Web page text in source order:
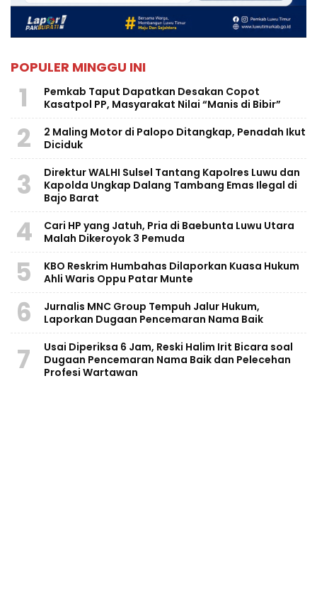
POPULER MINGGU INI
1
Pemkab Taput Dapatkan Desakan Copot
Kasatpol PP, Masyarakat Nilai “Manis di Bibir”
2
2 Maling Motor di Palopo Ditangkap, Penadah Ikut
Diciduk
3
Direktur WALHI Sulsel Tantang Kapolres Luwu dan
Kapolda Ungkap Dalang Tambang Emas Ilegal di
Bajo Barat
4
Cari HP yang Jatuh, Pria di Baebunta Luwu Utara
Malah Dikeroyok 3 Pemuda
5
KBO Reskrim Humbahas Dilaporkan Kuasa Hukum
Ahli Waris Oppu Patar Munte
6
Jurnalis MNC Group Tempuh Jalur Hukum,
Laporkan Dugaan Pencemaran Nama Baik
7
Usai Diperiksa 6 Jam, Reski Halim Irit Bicara soal
Dugaan Pencemaran Nama Baik dan Pelecehan
Profesi Wartawan